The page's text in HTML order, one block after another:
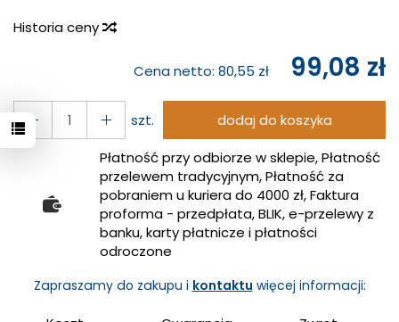
Historia ceny
Cena netto: 80,55 zł 99,08 zł
szt.
dodaj do koszyka
Płatność przy odbiorze w sklepie, Płatność
przelewem tradycyjnym, Płatność za
pobraniem u kuriera do 4000 zł, Faktura
proforma - przedpłata, BLIK, e-przelewy z
banku, karty płatnicze i płatności
odroczone
Zapraszamy do zakupu i kontaktu więcej informacji: